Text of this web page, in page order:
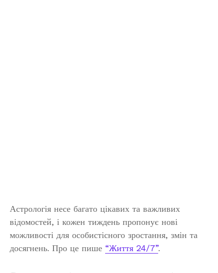
Астрологія несе багато цікавих та важливих
відомостей, і кожен тиждень пропонує нові
можливості для особистісного зростання, змін та
досягнень. Про це пише “Життя 24/7”.